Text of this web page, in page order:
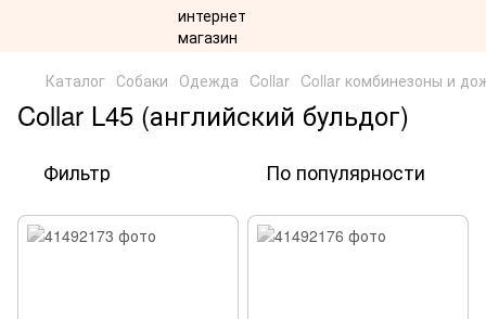
Каталог Собаки Одежда Collar Collar комбинезоны и
Collar L45 (английский бульдог)
Фильтр По популярности